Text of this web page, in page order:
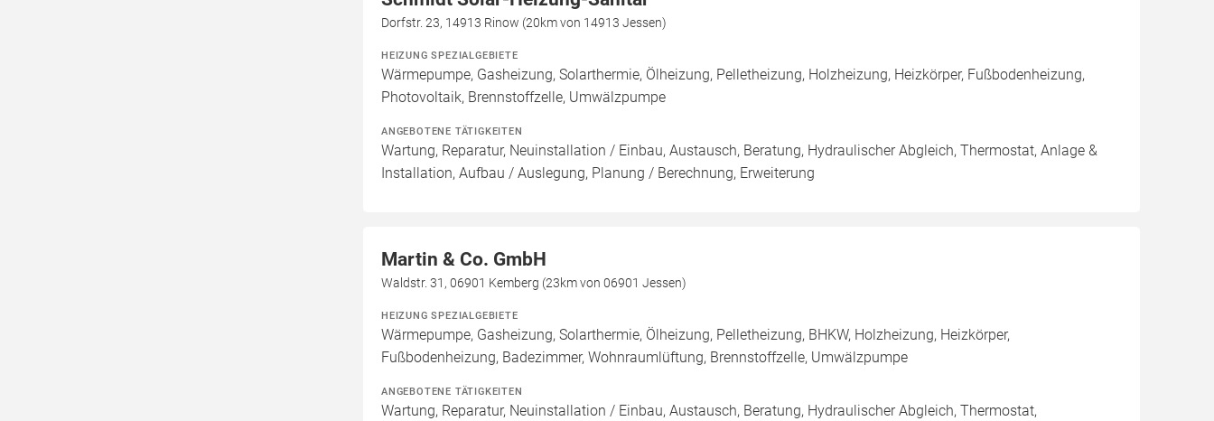
Dorfstr. 23, 14913 Rinow (20km von 14913 Jessen)
HEIZUNG SPEZIALGEBIETE
Wärmepumpe, Gasheizung, Solarthermie, Ölheizung, Pelletheizung, Holzheizung, Heizkörper, Fußbodenheizung,
Photovoltaik, Brennstoffzelle, Umwälzpumpe
ANGEBOTENE TÄTIGKEITEN
Wartung, Reparatur, Neuinstallation / Einbau, Austausch, Beratung, Hydraulischer Abgleich, Thermostat, Anlage &
Installation, Aufbau / Auslegung, Planung / Berechnung, Erweiterung
Martin & Co. GmbH
Waldstr. 31, 06901 Kemberg (23km von 06901 Jessen)
HEIZUNG SPEZIALGEBIETE
Wärmepumpe, Gasheizung, Solarthermie, Ölheizung, Pelletheizung, BHKW, Holzheizung, Heizkörper,
Fußbodenheizung, Badezimmer, Wohnraumlüftung, Brennstoffzelle, Umwälzpumpe
ANGEBOTENE TÄTIGKEITEN
Wartung, Reparatur, Neuinstallation / Einbau, Austausch, Beratung, Hydraulischer Abgleich, Thermostat,